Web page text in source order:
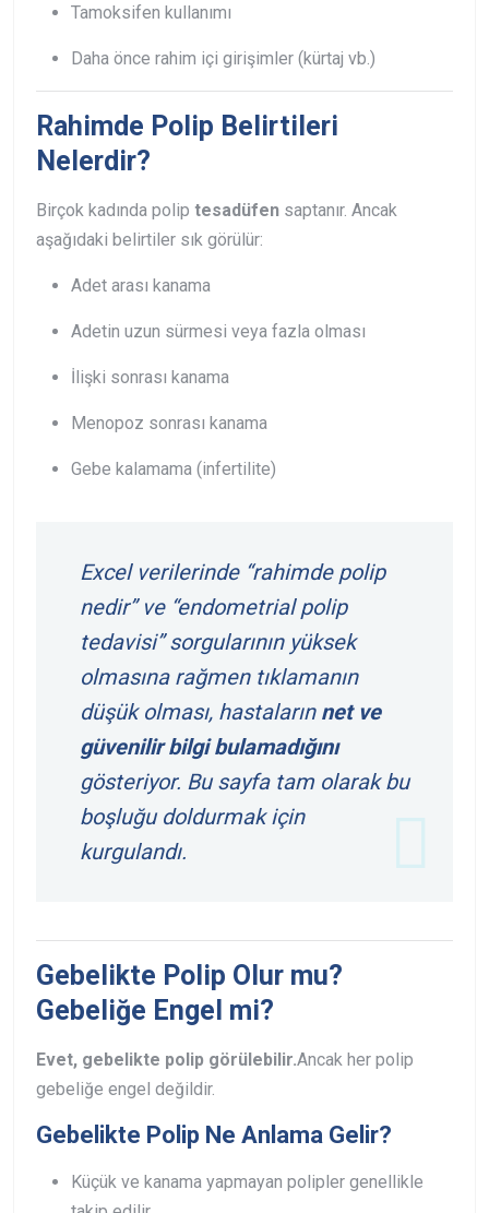
Tamoksifen kullanımı
Daha önce rahim içi girişimler (kürtaj vb.)
Rahimde Polip Belirtileri
Nelerdir?
Birçok kadında polip tesadüfen saptanır. Ancak
aşağıdaki belirtiler sık görülür:
Adet arası kanama
Adetin uzun sürmesi veya fazla olması
İlişki sonrası kanama
Menopoz sonrası kanama
Gebe kalamama (infertilite)
Excel verilerinde “rahimde polip
nedir” ve “endometrial polip
tedavisi” sorgularının yüksek
olmasına rağmen tıklamanın
düşük olması, hastaların net ve
güvenilir bilgi bulamadığını
gösteriyor. Bu sayfa tam olarak bu
boşluğu doldurmak için
kurgulandı.
Gebelikte Polip Olur mu?
Gebeliğe Engel mi?
Evet, gebelikte polip görülebilir.Ancak her polip
gebeliğe engel değildir.
Gebelikte Polip Ne Anlama Gelir?
Küçük ve kanama yapmayan polipler genellikle